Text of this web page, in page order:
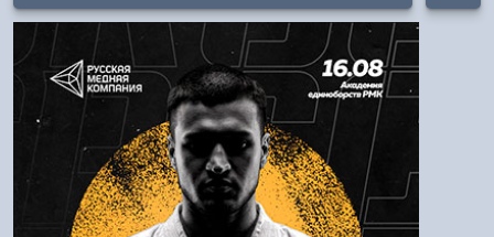
Авторизация
Логин:
Пароль